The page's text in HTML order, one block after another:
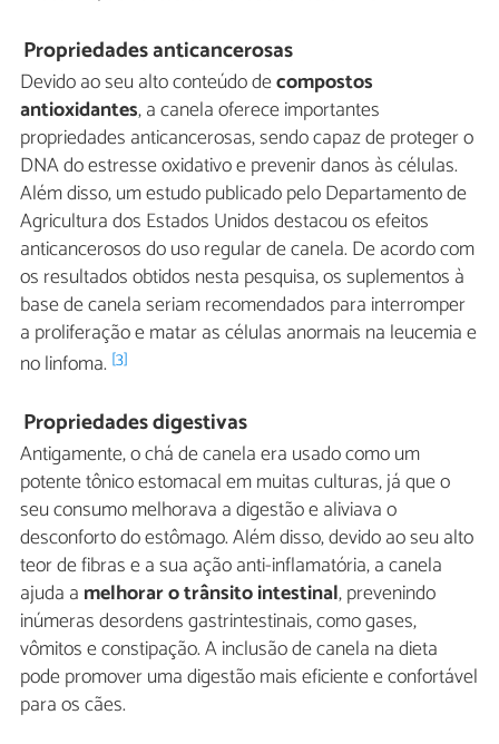
Propriedades anticancerosas
Devido ao seu alto conteúdo decompostos
antioxidantes, a canela oferece importantes
propriedades anticancerosas, sendo capaz de proteger o
DNA do estresse oxidativo e prevenir danos às células.
Além disso, um estudo publicado pelo Departamento de
Agricultura dos Estados Unidos destacou os efeitos
anticancerosos do uso regular de canela. De acordo com
os resultados obtidos nesta pesquisa, os suplementos à
base de canela seriam recomendados para interromper
a proliferação e matar as células anormais na leucemia e
no linfoma. [3]
Propriedades digestivas
Antigamente, o chá de canela era usado como um
potente tônico estomacal em muitas culturas, já que o
seu consumo melhorava a digestão e aliviava o
desconforto do estômago. Além disso, devido ao seu alto
teor de fibras e a sua ação anti-inflamatória, a canela
ajuda a melhorar o trânsito intestinal, prevenindo
inúmeras desordens gastrintestinais, como gases,
vômitos e constipação. A inclusão de canela na dieta
pode promover uma digestão mais eficiente e confortável
para os cães.